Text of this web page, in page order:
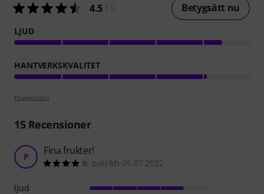
4.5 Betygsätt nu
LJUD
HANTVERKSKVALITET
Poängpolicy
15Recensioner
P Fina frukter!
patrikh 05.07.2022
ljud